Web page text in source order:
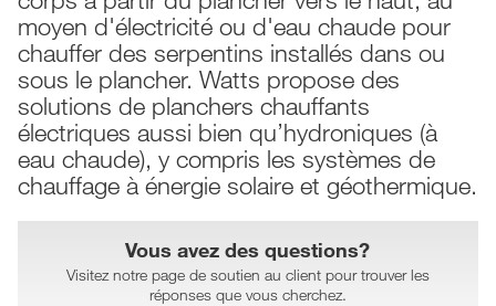
moyen d'électricité ou d'eau chaude pour
chauffer des serpentins installés dans ou
sous le plancher. Watts propose des
solutions de planchers chauffants
électriques aussi bien qu’hydroniques (à
eau chaude), y compris les systèmes de
chauffage à énergie solaire et géothermique.
Vous avez des questions?
Visitez notre page de soutien au client pour trouver les
réponses que vous cherchez.